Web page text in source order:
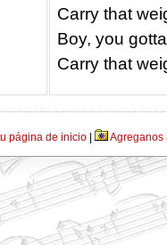
Carry that
Boy, you
Carry that
página de inicio Agreganos